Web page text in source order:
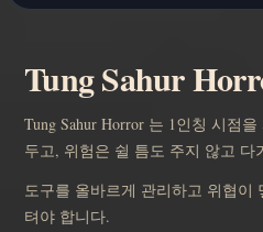
Tung Sahur
Tung Sahur Horror 는 1인칭 시점
두고, 위험은 쉴 틈도 주지 않고 다
도구를 올바르게 관리하고 위협이
텨야 합니다.